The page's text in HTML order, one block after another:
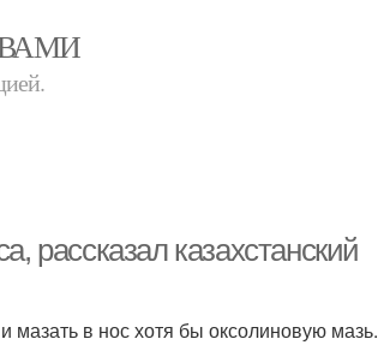
рассказал казахстанский
мазать в нос хотя бы оксолиновую мазь.